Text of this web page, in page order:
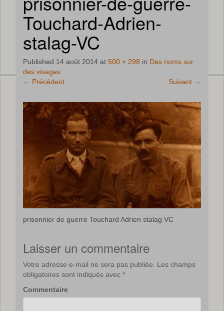
Touchard-Adrien-
stalag-VC
Published 14 août 2014 at 500 × 298 in Des noms sur
des visages
← Précédent Suivant →
prisonnier de guerre Touchard Adrien stalag VC
Laisser un commentaire
Votre adresse e-mail ne sera pas publiée.
Les champs
obligatoires sont indiqués avec *
Commentaire